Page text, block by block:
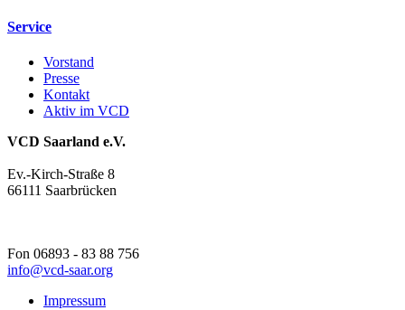
Service
Vorstand
Presse
Kontakt
Aktiv im VCD
VCD Saarland e.V.
Ev.-Kirch-Straße 8
66111 Saarbrücken
Fon 06893 - 83 88 756
info@vcd-saar.org
Impressum